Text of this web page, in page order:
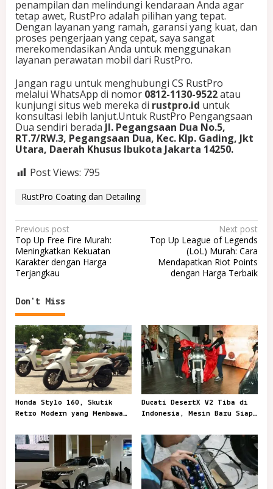
penampilan dan melindungi kendaraan Anda agar
tetap awet, RustPro adalah pilihan yang tepat.
Dengan layanan yang ramah, garansi yang kuat, dan
proses pengerjaan yang cepat, saya sangat
merekomendasikan Anda untuk menggunakan
layanan perawatan mobil dari RustPro.
Jangan ragu untuk menghubungi CS RustPro
melalui WhatsApp di nomor 0812-1130-9522atau
kunjungi situs web mereka di rustpro.id untuk
konsultasi lebih lanjut.Untuk RustPro Pengangsaan
Dua sendiri berada Jl. Pegangsaan Dua No.5,
RT.7/RW.3, Pegangsaan Dua, Kec. Klp. Gading, Jkt
Utara, Daerah Khusus Ibukota Jakarta 14250.
Post Views: 795
RustPro Coating dan Detailing
P
o
s
n
a
v
i
g
a
t
i
o
n
Previous post
Top Up Free Fire Murah:
Meningkatkan Kekuatan
Karakter dengan Harga
Terjangkau
Next post
Top Up League of Legends
(LoL) Murah: Cara
Mendapatkan Riot Points
dengan Harga Terbaik
Don't Miss
Honda Stylo 160, Skutik
Retro Modern yang Membawa
Ducati DesertX V2 Tiba di
Indonesia, Mesin Baru Siap